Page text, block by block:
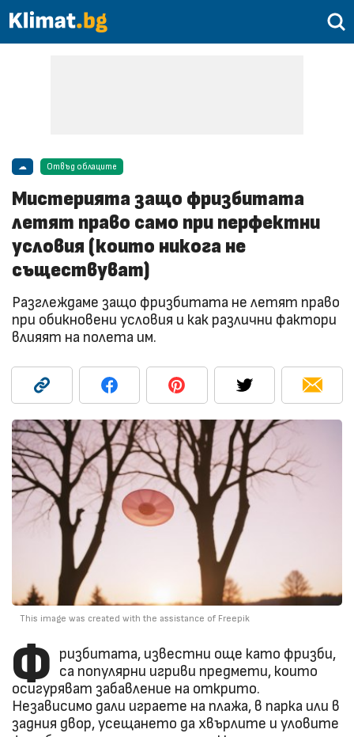
☁ Отвъд облаците
Мистерията защо фризбитата
летят право само при перфектни
условия (които никога не
съществуват)
Разглеждаме защо фризбитата не летят право
при обикновени условия и как различни фактори
влияят на полета им.
This image was created with the assistance of Freepik
Ф
ризбитата, известни още като фризби,
са популярни игриви предмети, които
осигуряват забавление на открито.
Независимо дали играете на плажа, в парка или в
задния двор, усещането да хвърлите и уловите